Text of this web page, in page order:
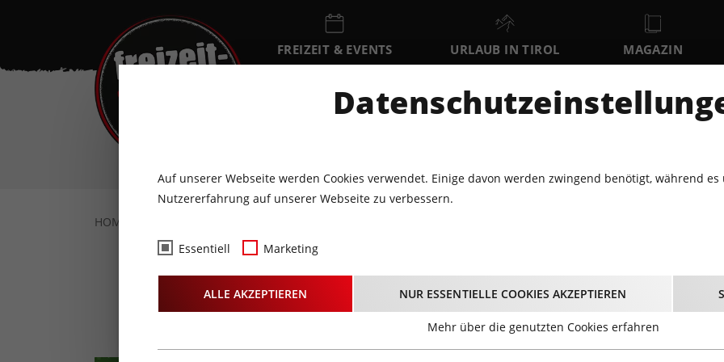
FREIZEIT & EVENTS URLAUB IN TIROL MAGAZIN
EVENTKALENDER
FR SA SO 10
HOME
25 Jahre World Music
25.10.2025 - Beginn 21:30 Uhr
Auf unserer Webseite werden Cookies verwendet. Einige davon werden zwingend benötigt, während
Nutzererfahrung auf unserer Webseite zu verbessern.
Essentiell Marketing
ALLE AKZEPTIEREN NUR ESSENTIELLE COOKIES AKZEPTIEREN
Mehr über die genutzten Cookies erfahren